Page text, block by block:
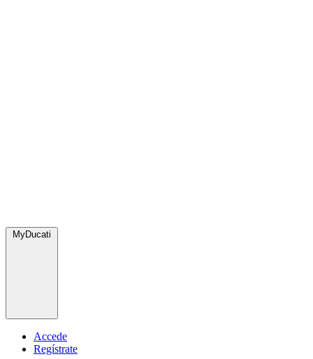
MyDucati
Accede
Regístrate